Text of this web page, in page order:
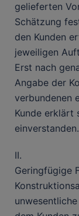
gelieferten
Schätzung
den Kunden
jeweiligen
Erst nach
Angabe der
verbundenen
Kunde erklärt
einverstanden.
II.
Geringfügige